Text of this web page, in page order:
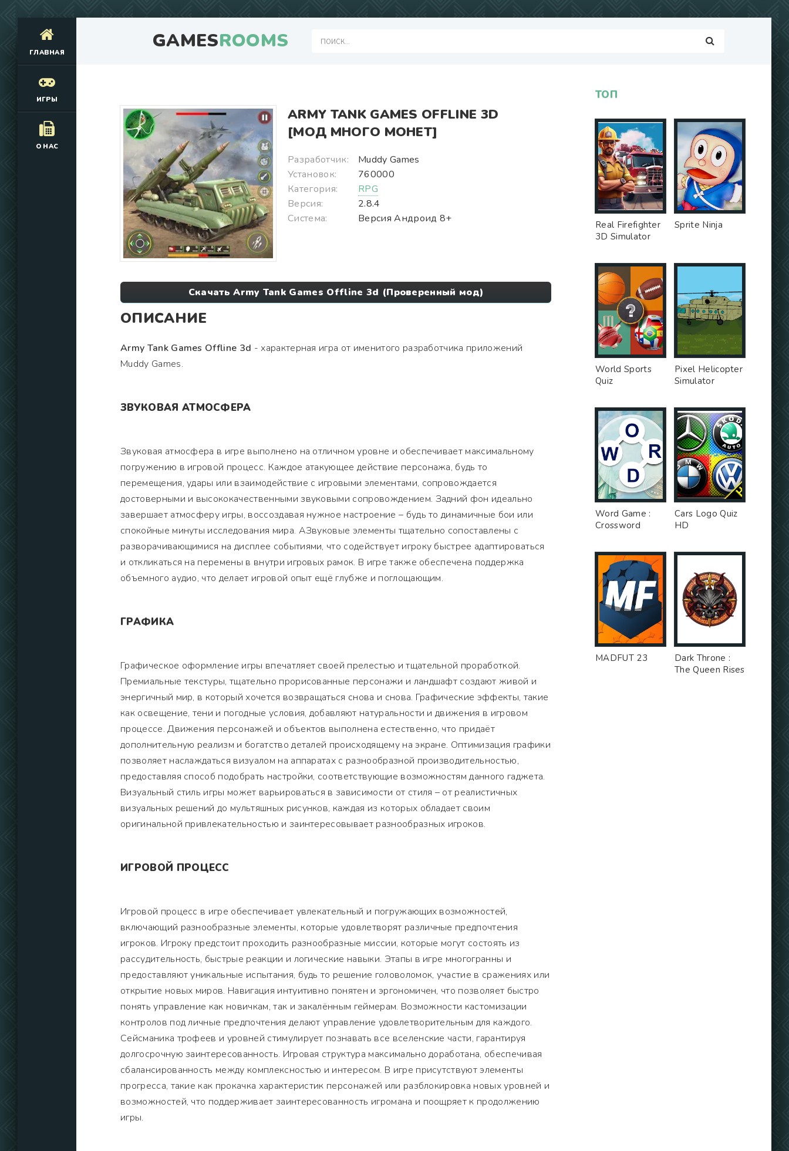
GAMESROOMS
ГЛАВНАЯ
ИГРЫ
О НАС
ARMY TANK GAMES OFFLINE 3D
[МОД МНОГО МОНЕТ]
Разработчик:
Muddy Games
Установок:
760000
Категория:
RPG
Версия:
2.8.4
Система:
Версия Андроид 8+
Скачать Army Tank Games Offline 3d (Проверенный мод)
ОПИСАНИЕ
Army Tank Games Offline 3d - характерная игра от именитого разработчика приложений
Muddy Games.
ЗВУКОВАЯ АТМОСФЕРА
Звуковая атмосфера в игре выполнено на отличном уровне и обеспечивает максимальному
погружению в игровой процесс. Каждое атакующее действие персонажа, будь то
перемещения, удары или взаимодействие с игровыми элементами, сопровождается
достоверными и высококачественными звуковыми сопровождением. Задний фон идеально
завершает атмосферу игры, воссоздавая нужное настроение – будь то динамичные бои или
спокойные минуты исследования мира. АЗвуковые элементы тщательно сопоставлены с
разворачивающимися на дисплее событиями, что содействует игроку быстрее адаптироваться
и откликаться на перемены в внутри игровых рамок. В игре также обеспечена поддержка
объемного аудио, что делает игровой опыт ещё глубже и поглощающим.
ГРАФИКА
Графическое оформление игры впечатляет своей прелестью и тщательной проработкой.
Премиальные текстуры, тщательно прорисованные персонажи и ландшафт создают живой и
энергичный мир, в который хочется возвращаться снова и снова. Графические эффекты, такие
как освещение, тени и погодные условия, добавляют натуральности и движения в игровом
процессе. Движения персонажей и объектов выполнена естественно, что придаёт
дополнительную реализм и богатство деталей происходящему на экране. Оптимизация графики
позволяет наслаждаться визуалом на аппаратах с разнообразной производительностью,
предоставляя способ подобрать настройки, соответствующие возможностям данного гаджета.
Визуальный стиль игры может варьироваться в зависимости от стиля – от реалистичных
визуальных решений до мультяшных рисунков, каждая из которых обладает своим
оригинальной привлекательностью и заинтересовывает разнообразных игроков.
ИГРОВОЙ ПРОЦЕСС
Игровой процесс в игре обеспечивает увлекательный и погружающих возможностей,
включающий разнообразные элементы, которые удовлетворят различные предпочтения
игроков. Игроку предстоит проходить разнообразные миссии, которые могут состоять из
рассудительность, быстрые реакции и логические навыки. Этапы в игре многогранны и
предоставляют уникальные испытания, будь то решение головоломок, участие в сражениях или
открытие новых миров. Навигация интуитивно понятен и эргономичен, что позволяет быстро
понять управление как новичкам, так и закалённым геймерам. Возможности кастомизации
контролов под личные предпочтения делают управление удовлетворительным для каждого.
Сейсманика трофеев и уровней стимулирует познавать все вселенские части, гарантируя
долгосрочную заинтересованность. Игровая структура максимально доработана, обеспечивая
сбалансированность между комплексностью и интересом. В игре присутствуют элементы
прогресса, такие как прокачка характеристик персонажей или разблокировка новых уровней и
возможностей, что поддерживает заинтересованность игромана и поощряет к продолжению
игры.
ТОП
Real Firefighter
3D Simulator
Sprite Ninja
World Sports
Quiz
Pixel Helicopter
Simulator
Word Game :
Crossword
Cars Logo Quiz
HD
MADFUT 23
Dark Throne :
The Queen Rises